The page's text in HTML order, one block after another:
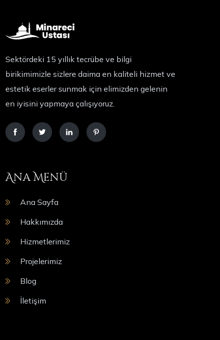
Sektördeki 15 yıllık tecrübe ve bilgi
birikimimizle sizlere daima en kaliteli hizmet ve
estetik eserler sunmak için elimizden gelenin
en iyisini yapmaya çalışıyoruz.
Ana Menü
Ana Sayfa
Hakkımızda
Hizmetlerimiz
Projelerimiz
Blog
İletişim